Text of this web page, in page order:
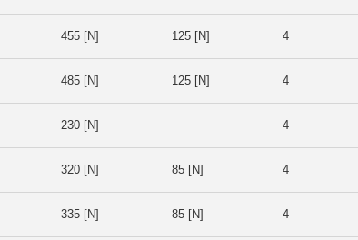
455 [N] 125 [N] 4
485 [N] 125 [N] 4
230 [N] 4
320 [N] 85 [N] 4
335 [N] 85 [N] 4